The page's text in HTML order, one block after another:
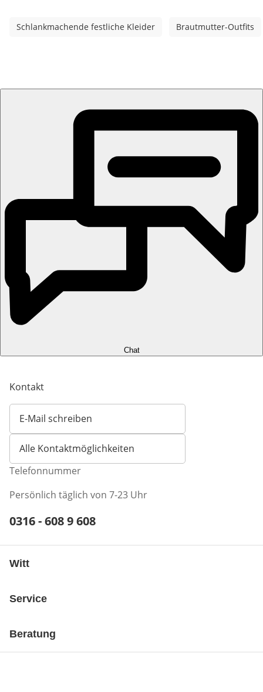
Schlankmachende festliche Kleider Brautmutter-Outfits
Chat
Kontakt
E-Mail schreiben
Öffnet E-Mail-Client
Alle Kontaktmöglichkeiten
Telefonnummer
Persönlich täglich von 7-23 Uhr
Telefonnummer:
0316 - 608 9 608
Witt
Service
Beratung